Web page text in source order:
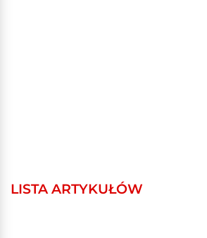
LISTA ARTYKUŁÓW